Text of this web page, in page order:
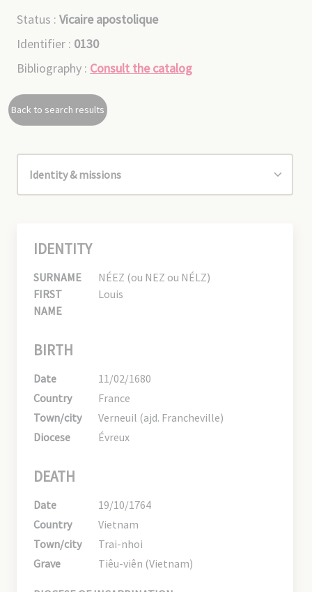
Status : Vicaire apostolique
Identifier : 0130
Bibliography : Consult the catalog
Back to search results
IDENTITY
SURNAME
NÉEZ (ou NEZ ou NÉLZ)
FIRST
NAME
Louis
BIRTH
Date
11/02/1680
Country
France
Town/city
Verneuil (ajd. Francheville)
Diocese
Évreux
DEATH
Date
19/10/1764
Country
Vietnam
Town/city
Trai-nhoi
Grave
Tiêu-viên (Vietnam)